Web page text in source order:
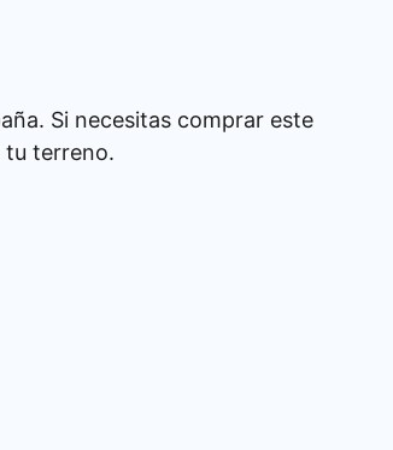
Si necesitas comprar este
tu terreno.